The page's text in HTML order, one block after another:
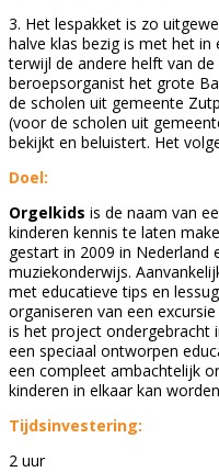
3. Het lespakket is zo
halve klas bezig is met het
terwijl de andere helft van
beroepsorganist het grote
de scholen uit gemeente
(voor de scholen uit
bekijkt en beluistert. Het
Doel:
Orgelkids is de naam van
kinderen kennis te laten
gestart in 2009 in Nederland
muziekonderwijs.
met educatieve tips en
organiseren van een
is het project ondergebracht
een speciaal ontworpen
een compleet ambachtelijk
kinderen in elkaar kan
Tijdsinvestering:
2 uur